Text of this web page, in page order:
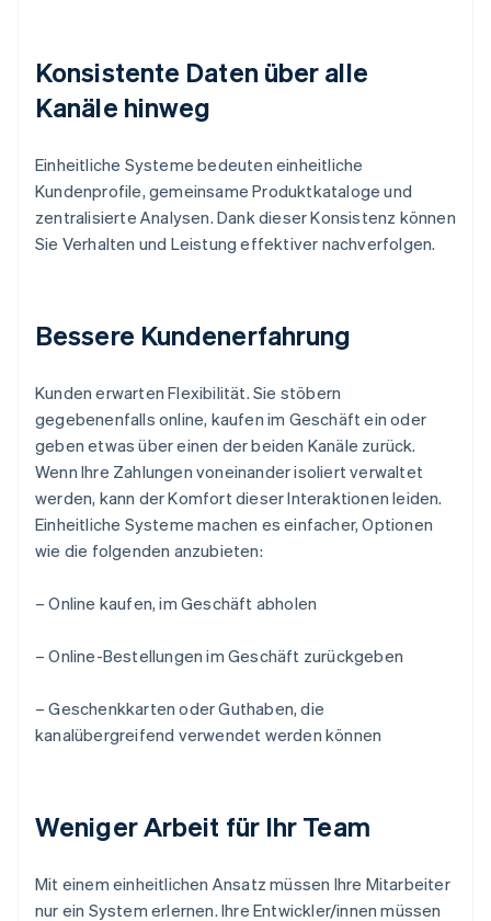
Konsistente Daten über alle
Kanäle hinweg
Einheitliche Systeme bedeuten einheitliche
Kundenprofile, gemeinsame Produktkataloge und
zentralisierte Analysen. Dank dieser Konsistenz können
Sie Verhalten und Leistung effektiver nachverfolgen.
Bessere Kundenerfahrung
Kunden erwarten Flexibilität. Sie stöbern
gegebenenfalls online, kaufen im Geschäft ein oder
geben etwas über einen der beiden Kanäle zurück.
Wenn Ihre Zahlungen voneinander isoliert verwaltet
werden, kann der Komfort dieser Interaktionen leiden.
Einheitliche Systeme machen es einfacher, Optionen
wie die folgenden anzubieten:
– Online kaufen, im Geschäft abholen
– Online-Bestellungen im Geschäft zurückgeben
– Geschenkkarten oder Guthaben, die
kanalübergreifend verwendet werden können
Weniger Arbeit für Ihr Team
Mit einem einheitlichen Ansatz müssen Ihre Mitarbeiter
nur ein System erlernen. Ihre Entwickler/innen müssen